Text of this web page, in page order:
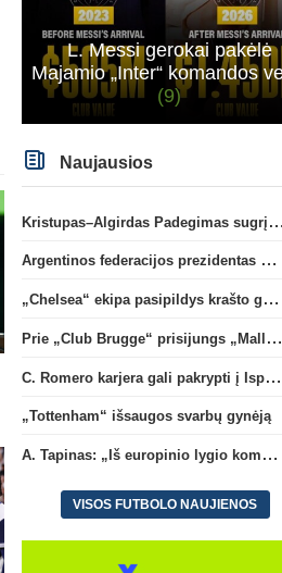
L. Messi gerokai pakėlė
Majamio „Inter“ komandos
(9)
Naujausios
Kristupas–Algirdas Padegimas sugrįžta į FC „Hegelmann” B sudėtį
Argentinos federacijos prezidentas C. Tapia negailėjo pagyrų G. Infantino
„Chelsea“ ekipa pasipildys krašto gynėju P. Chavarria
Prie „Club Brugge“ prisijungs „Mallorca“ klube atsiskleidęs J. Virgili
C. Romero karjera gali pakrypti į Ispaniją
„Tottenham“ išsaugos svarbų gynėją
A. Tapinas: „Iš europinio lygio komandos gavom gerų pamokų“
VISOS FUTBOLO NAUJIENOS